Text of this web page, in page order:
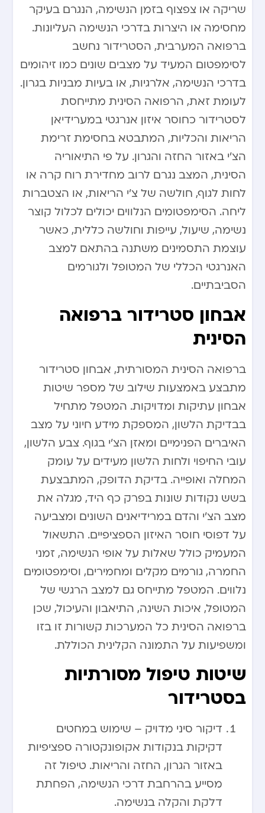
שריקה או צפצוף בזמן הנשימה, הנגרם בעיקר
מחסימה או היצרות בדרכי הנשימה העליונות.
ברפואה המערבית, הסטרידור נחשב
לסימפטום המעיד על מצבים שונים כמו זיהומים
בדרכי הנשימה, אלרגיות, או בעיות מבניות בגרון.
לעומת זאת, הרפואה הסינית מתייחסת
לסטרידור כחוסר איזון אנרגטי במערידיאן
הריאות והכליות, המתבטא בחסימת זרימת
הצ’י באזור החזה והגרון. על פי התיאוריה
הסינית, המצב נגרם לרוב מחדירת רוח קרה או
לחות לגוף, חולשה של צ’י הריאות, או הצטברות
ליחה. הסימפטומים הנלווים יכולים לכלול קוצר
נשימה, שיעול, עייפות וחולשה כללית, כאשר
עוצמת התסמינים משתנה בהתאם למצב
האנרגטי הכללי של המטופל ולגורמים
הסביבתיים.
אבחון סטרידור ברפואה
הסינית
ברפואה הסינית המסורתית, אבחון סטרידור
מתבצע באמצעות שילוב של מספר שיטות
אבחון עתיקות ומדויקות. המטפל מתחיל
בבדיקת הלשון, המספקת מידע חיוני על מצב
האיברים הפנימיים ומאזן הצ’י בגוף. צבע הלשון,
עובי החיפוי ולחות הלשון מעידים על עומק
המחלה ואופייה. בדיקת הדופק, המתבצעת
בשש נקודות שונות בפרק כף היד, מגלה את
מצב הצ’י והדם במרידיאנים השונים ומצביעה
על דפוסי חוסר האיזון הספציפיים. התשאול
המעמיק כולל שאלות על אופי הנשימה, זמני
החמרה, גורמים מקלים ומחמירים, וסימפטומים
נלווים. המטפל מתייחס גם למצב הרגשי של
המטופל, איכות השינה, התיאבון והעיכול, שכן
ברפואה הסינית כל המערכות קשורות זו בזו
ומשפיעות על התמונה הקלינית הכוללת.
שיטות טיפול מסורתיות
בסטרידור
דיקור סיני מדויק – שימוש במחטים
דקיקות בנקודות אקופונקטורה ספציפיות
באזור הגרון, החזה והריאות. טיפול זה
מסייע בהרחבת דרכי הנשימה, הפחתת
דלקת והקלה בנשימה.